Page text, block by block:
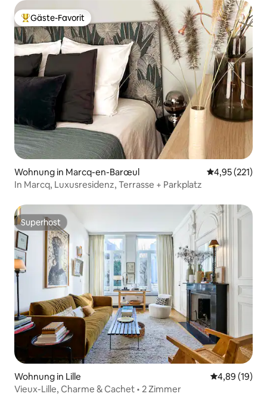
Beliebter Gäste-Favorit.
Gäste-Favorit
Wohnung in Marcq-en-Barœul
4,95 (221)
In Marcq, Luxusresidenz, Terrasse + Parkplatz
Superhost
Superhost
Wohnung in Lille
4,89 (19)
Vieux-Lille, Charme & Cachet • 2 Zimmer